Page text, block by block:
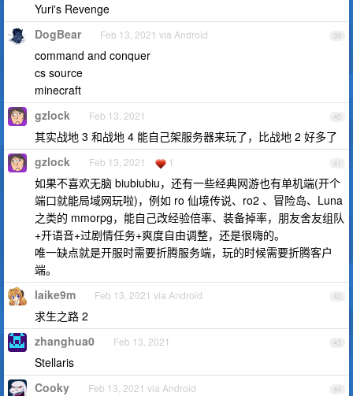
Yuri's Revenge
39
DogBear Feb 13, 2021 via Android
command and conquer
cs source
minecraft
40
gzlock Feb 13, 2021
其实战地 3 和战地 4 能自己架服务器来玩了，比战地 2 好多了
41
gzlock Feb 13, 2021 1
如果不喜欢无脑 biubiubiu，还有一些经典网游也有单机端(开个
端口就能局域网玩啦)，例如 ro 仙境传说、ro2 、冒险岛、Luna
之类的 mmorpg，能自己改经验倍率、装备掉率，朋友舍友组队
+开语音+过剧情任务+爽度自由调整，还是很嗨的。
唯一缺点就是开服时需要折腾服务端，玩的时候需要折腾客户
端。
42
laike9m Feb 13, 2021 via Android
求生之路 2
43
zhanghua0 Feb 13, 2021
Stellaris
44
Cooky Feb 13, 2021 via Android